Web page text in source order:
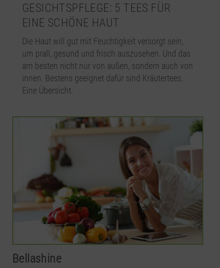
GESICHTSPFLEGE: 5 TEES FÜR
EINE SCHÖNE HAUT
Die Haut will gut mit Feuchtigkeit versorgt sein,
um prall, gesund und frisch auszusehen. Und das
am besten nicht nur von außen, sondern auch von
innen. Bestens geeignet dafür sind Kräutertees.
Eine Übersicht.
Bellashine